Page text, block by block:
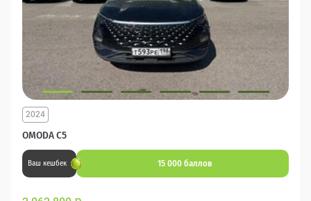
OMODA C5
2024
Ваш кешбек 15 000 баллов